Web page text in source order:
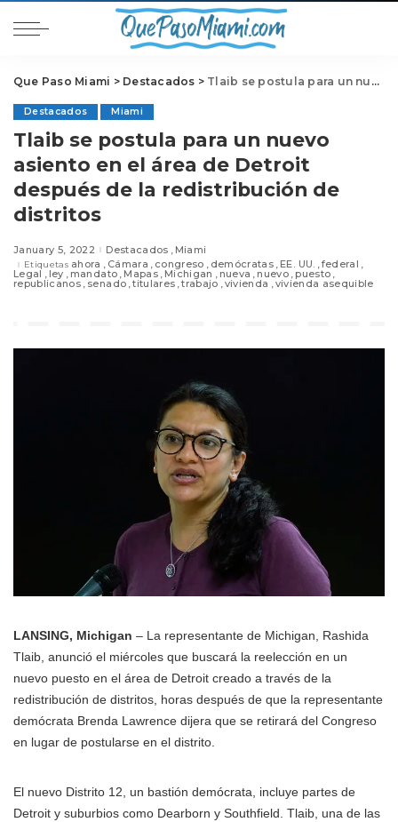
Que Paso Miami > Destacados > Tlaib se postula para un nuevo asiento en el área de Detroit después de la redistribución de distritos
Destacados Miami
Tlaib se postula para un nuevo
asiento en el área de Detroit
después de la redistribución de
distritos
January 5, 2022 Destacados Miami
Etiquetas ahora Cámara congreso demócratas EE. UU. federal
Legal ley mandato Mapas Michigan nueva nuevo puesto
republicanos senado titulares trabajo vivienda vivienda asequible
LANSING, Michigan – La representante de Michigan, Rashida
Tlaib, anunció el miércoles que buscará la reelección en un
nuevo puesto en el área de Detroit creado a través de la
redistribución de distritos, horas después de que la representante
demócrata Brenda Lawrence dijera que se retirará del Congreso
en lugar de postularse en el distrito.
El nuevo Distrito 12, un bastión demócrata, incluye partes de
Detroit y suburbios como Dearborn y Southfield. Tlaib, una de las